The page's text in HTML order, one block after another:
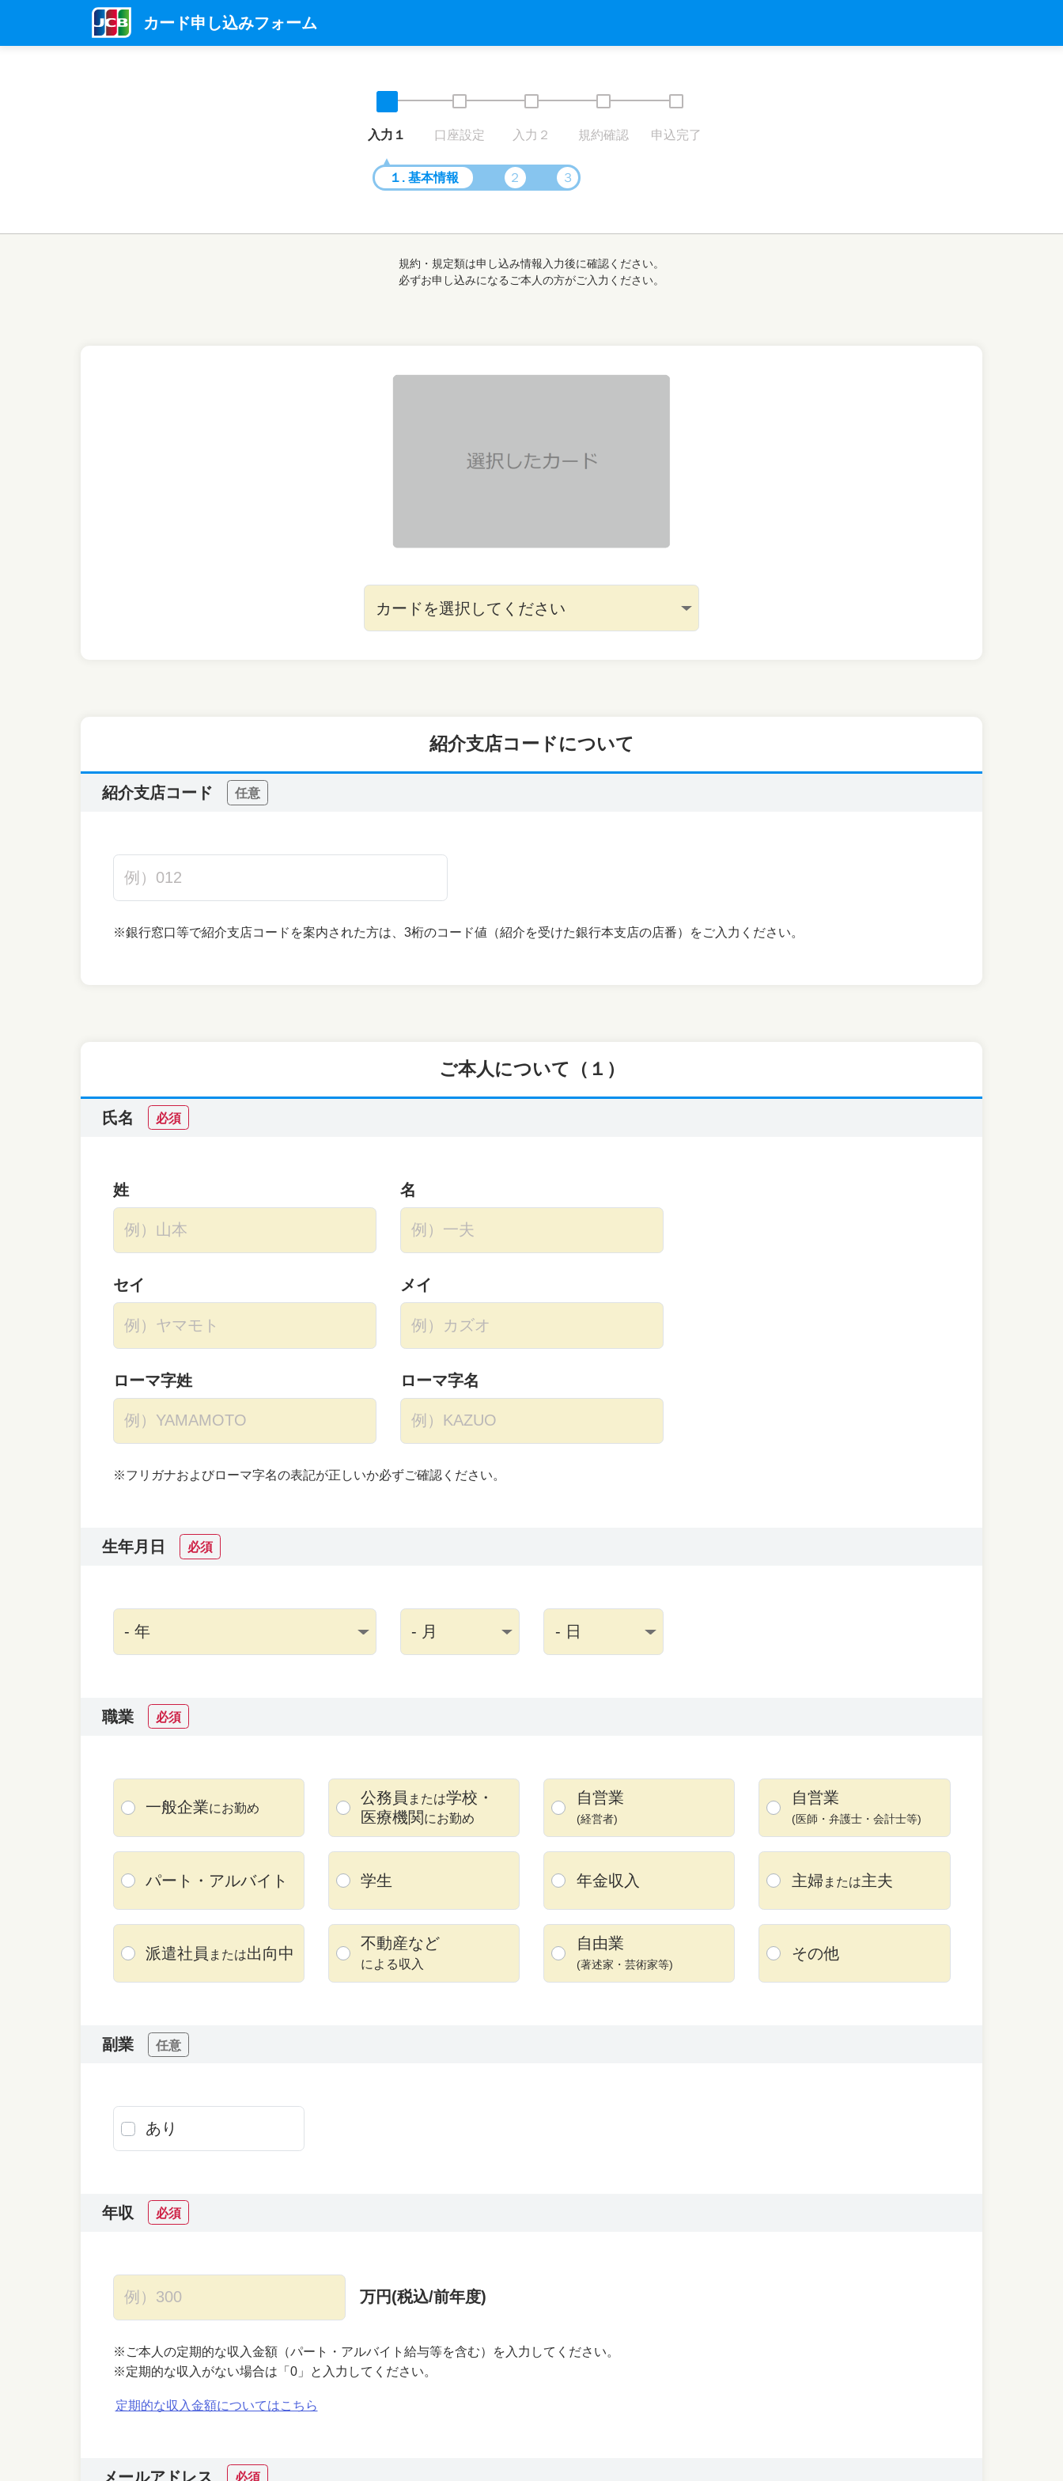
カード申し込みフォーム
入力１ 口座設定 入力２ 規約確認 申込完了
１ . 基本情報 ２ ３
規約・規定類は申し込み情報入力後に確認ください。
必ずお申し込みになるご本人の方がご入力ください。
紹介支店コードについて
紹介支店コード 任意
※銀行窓口等で紹介支店コードを案内された方は、3桁のコード値（紹介を受けた銀行本支店の店番）をご入力ください。
ご本人について（１）
氏名 必須
姓 名
セイ メイ
ローマ字姓 ローマ字名
※フリガナおよびローマ字名の表記が正しいか必ずご確認ください。
生年月日 必須
職業 必須
一般企業にお勤め
公務員 または学校 ・
医療機関にお勤め
自営業
(経営者)
自営業
(医師・弁護士・ 会計士等)
パート・ アルバイト 学生 年金収入 主婦 または主夫
派遣社員 または出向中
不動産など
による収入
自由業
(著述家・ 芸術家等)
その他
副業 任意
あり
年収 必須
万円(税込/前年度)
※ご本人の定期的な収入金額（パート・アルバイト給与等を含む）を入力してください。
※定期的な収入がない場合は「0」と入力してください。
定期的な収入金額についてはこちら
メールアドレス 必須